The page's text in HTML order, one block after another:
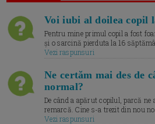
Voi iubi al doilea copil
Pentru mine primul copil a fost
și o sarcină pierduta la 16
Vezi raspunsuri
Ne certăm mai des de
normal?
De când a apărut copilul, parcă ne
remarcă. Cine s-a trezit din nou
Vezi raspunsuri